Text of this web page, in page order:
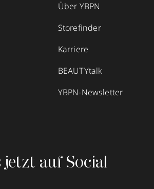
Über YBPN
Storefinder
Karriere
BEAUTYtalk
YBPN-Newsletter
jetzt auf Social